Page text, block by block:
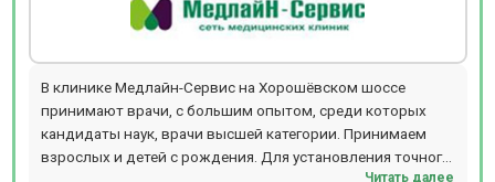
В клинике Медлайн-Сервис на Хорошёвском шоссе
принимают врачи, с большим опытом, среди которых
кандидаты наук, врачи высшей категории. Принимаем
взрослых и детей с рождения. Для установления точного
Читать далее